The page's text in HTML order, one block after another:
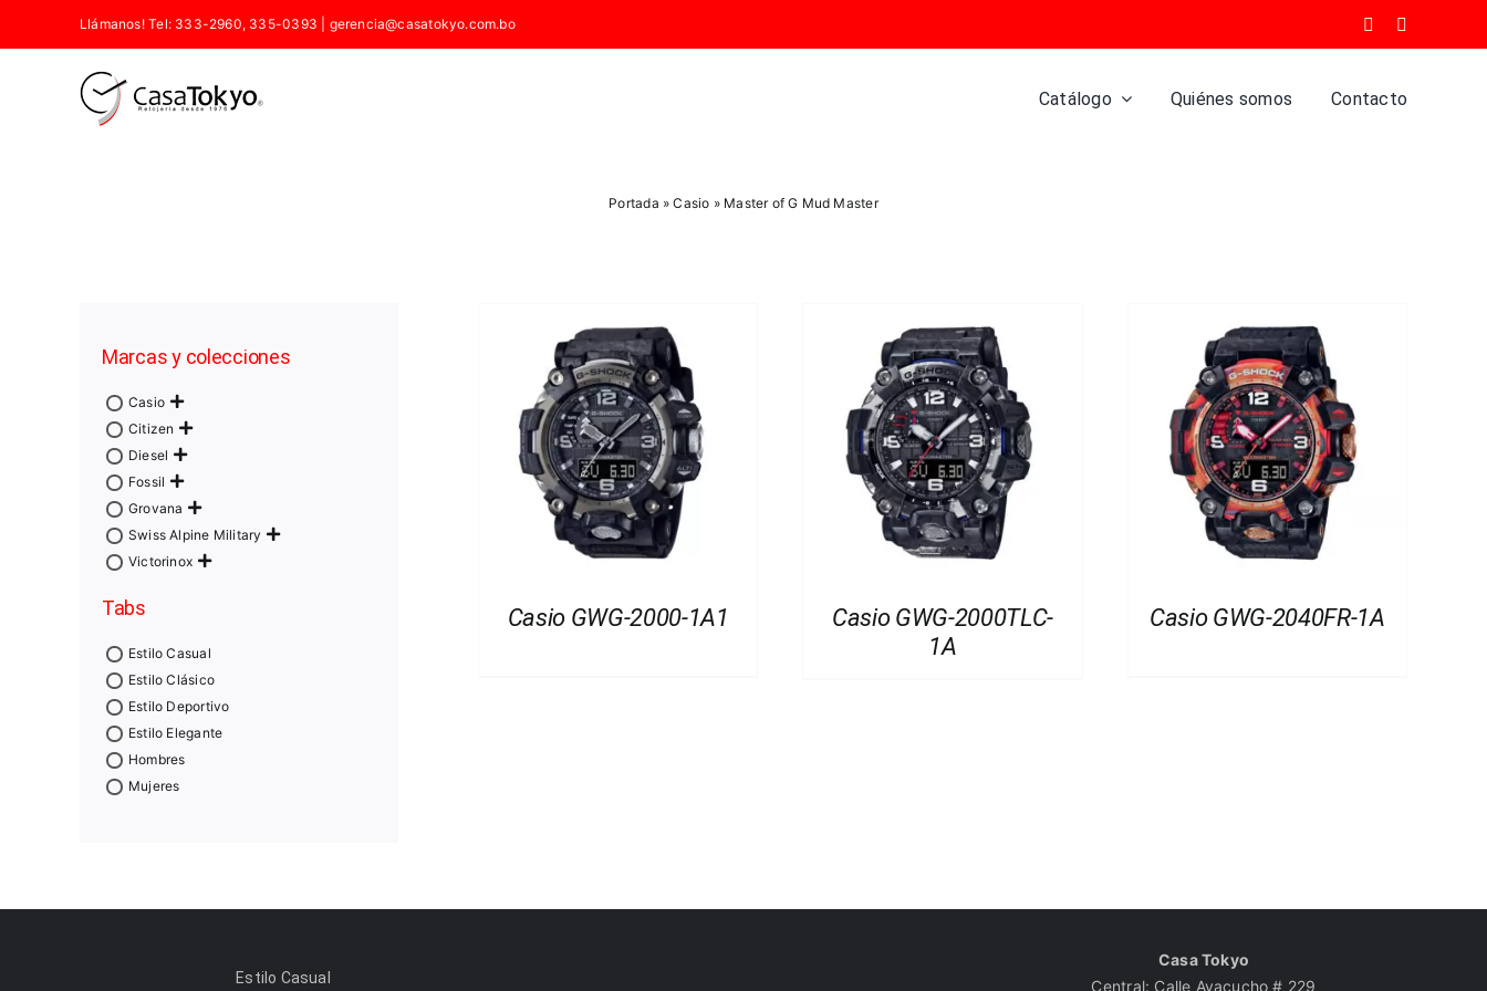
Llámanos! Tel: 333-2960, 335-0393 gerencia@casatokyo.com.bo
Catálogo Quiénes somos Contacto
Portada »Casio » Master of G Mud Master
Casio GWG-2000-1A1
Casio GWG-2000TLC-
1A
Casio GWG-2040FR-1A
Marcas y colecciones
Casio
Citizen
Diesel
Fossil
Grovana
Swiss Alpine Military
Victorinox
Tabs
Estilo Casual
Estilo Clásico
Estilo Deportivo
Estilo Elegante
Hombres
Mujeres
Estilo Casual
Casa Tokyo
Central: Calle Ayacucho # 229